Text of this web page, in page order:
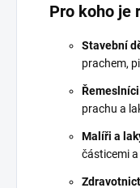
Pro koho je
Stavební
prachem,
prachu a
Malíři a
částicemi